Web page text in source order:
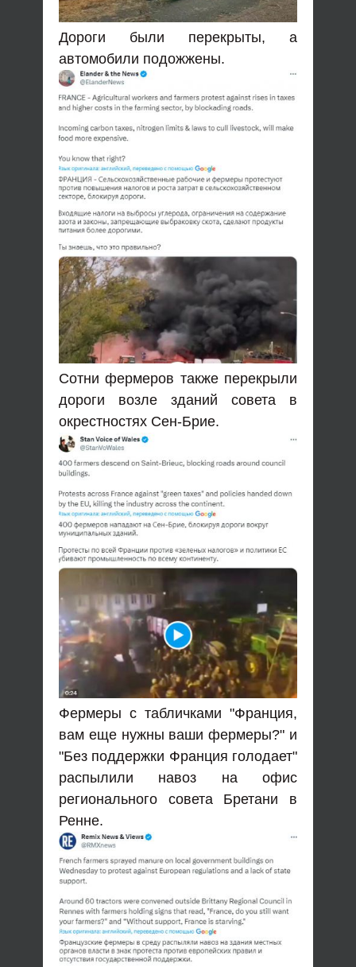
Дороги были перекрыты, а
автомобили подожжены.
Сотни фермеров также перекрыли
дороги возле зданий совета в
окрестностях Сен-Брие.
Фермеры с табличками "Франция,
вам еще нужны ваши фермеры?" и
"Без поддержки Франция голодает"
распылили навоз на офис
регионального совета Бретани в
Ренне.